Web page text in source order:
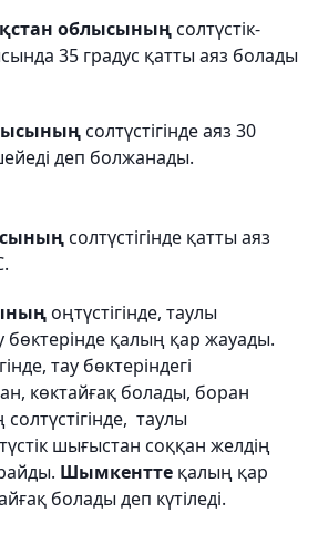
облысыныңсолтүстік-
35 градус қатты аяз болады
солтүстігінде аяз 30
деп болжанады.
солтүстігінде қатты аяз
оңтүстігінде, таулы
қалың қар жауады.
тау бөктеріндегі
көктайғақ болады, боран
солтүстігінде, таулы
шығыстан соққан желдің
Шымкентте қалың қар
болады деп күтіледі.